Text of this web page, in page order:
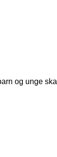
og unge skal